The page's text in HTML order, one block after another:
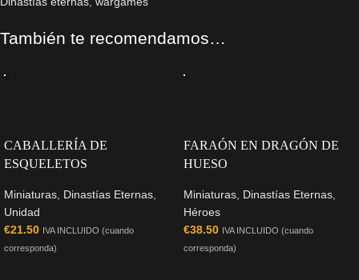
También te recomendamos…
CABALLERÍA DE
ESQUELETOS
Miniaturas, Dinastías Eternas,
Unidad
€21.50 IVA INCLUIDO (cuando
corresponda)
FARAÓN EN DRAGÓN DE
HUESO
Miniaturas, Dinastías Eternas,
Héroes
€38.50 IVA INCLUIDO (cuando
corresponda)